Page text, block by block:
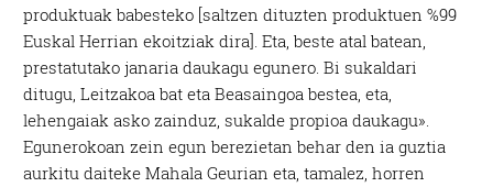
produktuak babesteko [saltzen dituzten produktuen %99
Euskal Herrian ekoitziak dira]. Eta, beste atal batean,
prestatutako janaria daukagu egunero. Bi sukaldari
ditugu, Leitzakoa bat eta Beasaingoa bestea, eta,
lehengaiak asko zainduz, sukalde propioa daukagu».
Egunerokoan zein egun berezietan behar den ia guztia
aurkitu daiteke Mahala Geurian eta, tamalez, horren